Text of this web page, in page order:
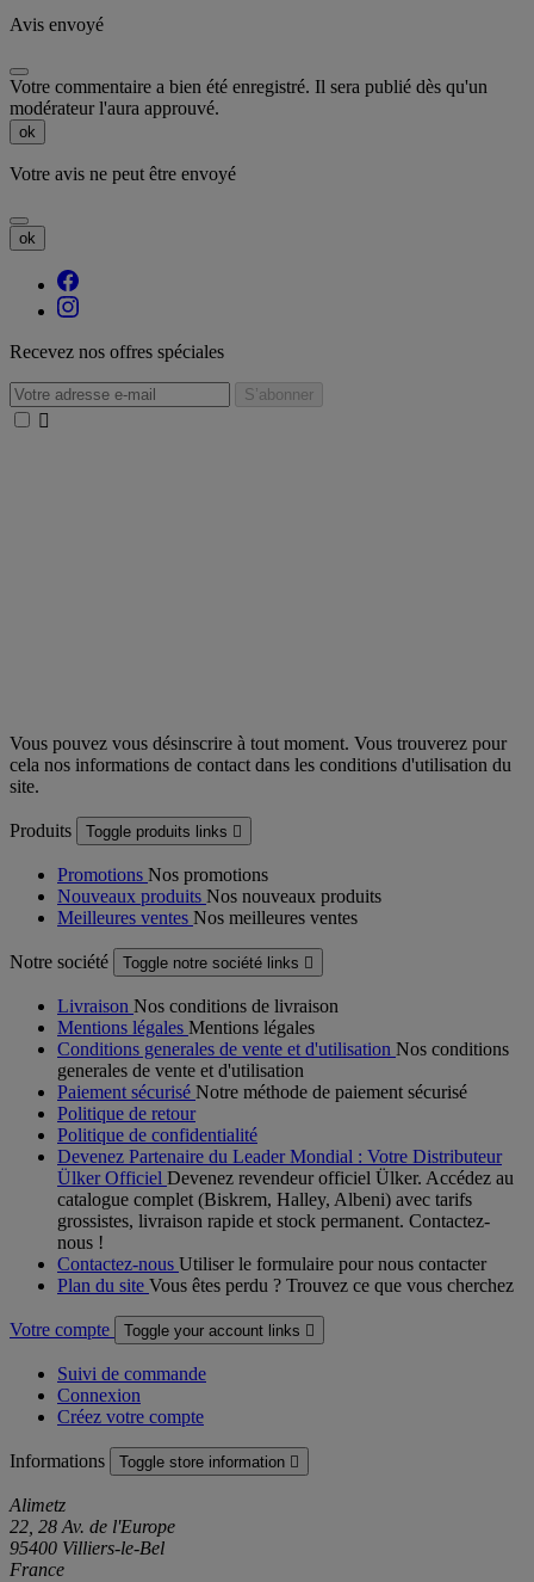
Avis envoyé
Votre commentaire a bien été enregistré. Il sera publié dès qu'un
modérateur l'aura approuvé.
ok
Votre avis ne peut être envoyé
ok
Recevez nos offres spéciales

Vous pouvez vous désinscrire à tout moment. Vous trouverez pour
cela nos informations de contact dans les conditions d'utilisation du
site.
Produits Toggle produits links 
Promotions Nos promotions
Nouveaux produits Nos nouveaux produits
Meilleures ventes Nos meilleures ventes
Notre société Toggle notre société links 
Livraison Nos conditions de livraison
Mentions légales Mentions légales
Conditions generales de vente et d'utilisation Nos conditions
generales de vente et d'utilisation
Paiement sécurisé Notre méthode de paiement sécurisé
Politique de retour
Politique de confidentialité
Devenez Partenaire du Leader Mondial : Votre Distributeur
Ülker Officiel Devenez revendeur officiel Ülker. Accédez au
catalogue complet (Biskrem, Halley, Albeni) avec tarifs
grossistes, livraison rapide et stock permanent. Contactez-
nous !
Contactez-nous Utiliser le formulaire pour nous contacter
Plan du site Vous êtes perdu ? Trouvez ce que vous cherchez
Votre compte Toggle your account links 
Suivi de commande
Connexion
Créez votre compte
Informations Toggle store information 
Alimetz
22, 28 Av. de l'Europe
95400 Villiers-le-Bel
France